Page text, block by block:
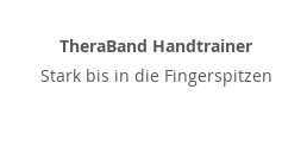
TheraBand Handtrainer
Stark bis in die Fingerspitzen